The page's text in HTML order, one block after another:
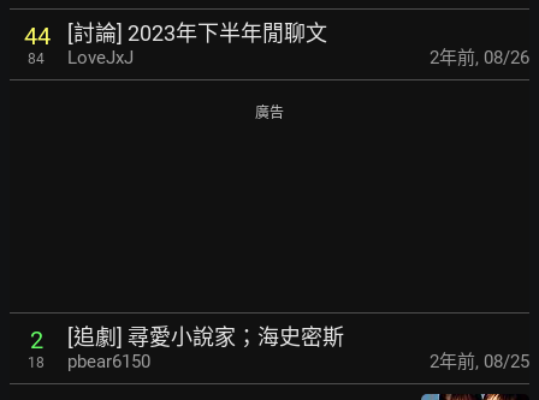
44
84
[討論] 2023年下半年閒聊文
LoveJxJ 2年前, 08/26
廣告
2
18
[追劇] 尋愛小說家；海史密斯
pbear6150 2年前, 08/25